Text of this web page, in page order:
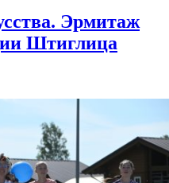
Эрмитаж
Штиглица